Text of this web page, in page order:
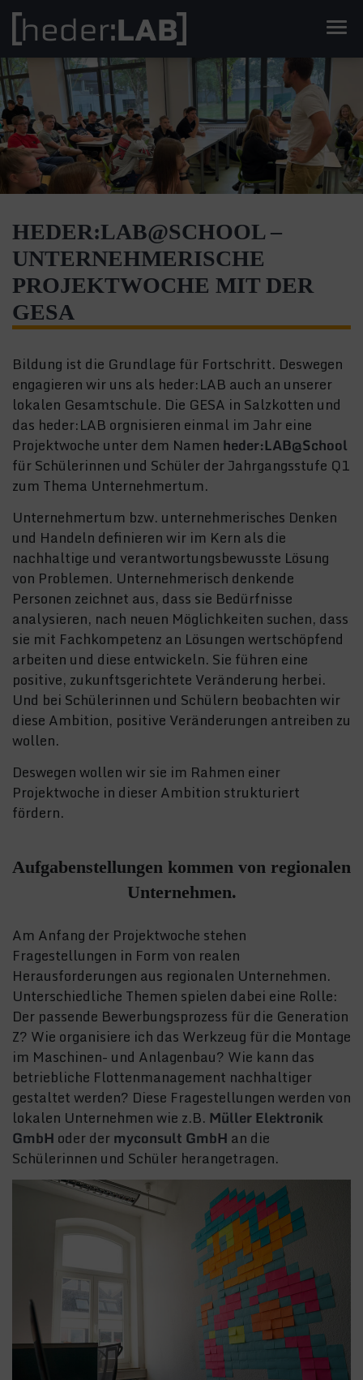
HEDER:LAB@SCHOOL –
UNTERNEHMERISCHE
PROJEKTWOCHE MIT DER
GESA
Bildung ist die Grundlage für Fortschritt. Deswegen
engagieren wir uns als heder:LAB auch an unserer
lokalen Gesamtschule. Die GESA in Salzkotten und
das heder:LAB orgnisieren einmal im Jahr eine
Projektwoche unter dem Namen heder:LAB@School
für Schülerinnen und Schüler der Jahrgangsstufe Q1
zum Thema Unternehmertum.
Unternehmertum bzw. unternehmerisches Denken
und Handeln definieren wir im Kern als die
nachhaltige und verantwortungsbewusste Lösung
von Problemen. Unternehmerisch denkende
Personen zeichnet aus, dass sie Bedürfnisse
analysieren, nach neuen Möglichkeiten suchen, dass
sie mit Fachkompetenz an Lösungen wertschöpfend
arbeiten und diese entwickeln. Sie führen eine
positive, zukunftsgerichtete Veränderung herbei.
Und bei Schülerinnen und Schülern beobachten wir
diese Ambition, positive Veränderungen antreiben zu
wollen.
Deswegen wollen wir sie im Rahmen einer
Projektwoche in dieser Ambition strukturiert
fördern.
Aufgabenstellungen kommen von regionalen
Unternehmen.
Am Anfang der Projektwoche stehen
Fragestellungen in Form von realen
Herausforderungen aus regionalen Unternehmen.
Unterschiedliche Themen spielen dabei eine Rolle:
Der passende Bewerbungsprozess für die Generation
Z? Wie organisiere ich das Werkzeug für die Montage
im Maschinen- und Anlagenbau? Wie kann das
betriebliche Flottenmanagement nachhaltiger
gestaltet werden? Diese Fragestellungen werden von
lokalen Unternehmen wie z.B. Müller Elektronik
GmbH oder dermyconsult GmbH an die
Schülerinnen und Schüler herangetragen.